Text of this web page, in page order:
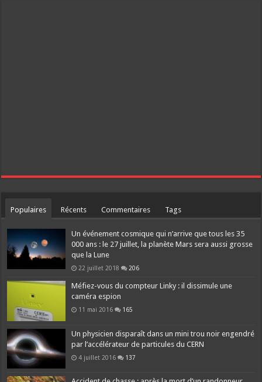
Populaires Récents Commentaires Tags
Un événement cosmique qui n’arrive que tous les 35
000 ans : le 27 juillet, la planète Mars sera aussi grosse
que la Lune
22 juillet 2018 206
Méfiez-vous du compteur Linky : il dissimule une
caméra espion
11 mai 2016 165
Un physicien disparaît dans un mini trou noir engendré
par l’accélérateur de particules du CERN
4 juillet 2016 137